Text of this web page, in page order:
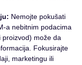
Nemojte pokušati
a nebitnim podacima
može da
Fokusirajte
marketingu ili